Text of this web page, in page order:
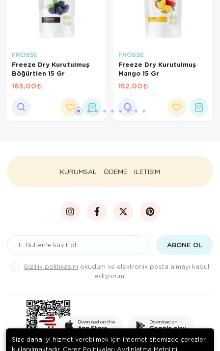
FROSSE
Freeze Dry Kurutulmuş
Böğürtlen 15 Gr
165,00
FROSSE
Freeze Dry Kurutulmuş
Mango 15 Gr
152,00
KURUMSAL ÖDEME İLETİŞİM
ABONE OL
Gizlilik politikasını okudum ve elektronik posta almayı kabul
ediyorum.
Download on the
App Store
Download on
Google play
Size daha iyi hizmet verebilmek için internet sitemizde çerezler
kullanılmaktadır. Çerez Politikaları Aydınlatma Metni’ni